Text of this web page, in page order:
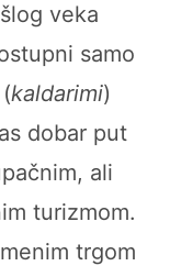
veka
samo
kaldarimi)
dobar put
ali
turizmom.
trgom